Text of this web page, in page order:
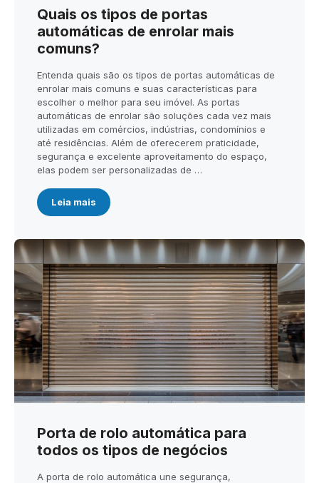
Quais os tipos de portas
automáticas de enrolar mais
comuns?
Entenda quais são os tipos de portas automáticas de
enrolar mais comuns e suas características para
escolher o melhor para seu imóvel. As portas
automáticas de enrolar são soluções cada vez mais
utilizadas em comércios, indústrias, condomínios e
até residências. Além de oferecerem praticidade,
segurança e excelente aproveitamento do espaço,
elas podem ser personalizadas de …
Leia mais
Porta de rolo automática para
todos os tipos de negócios
A porta de rolo automática une segurança,